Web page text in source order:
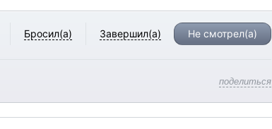
Бросил(а) Завершил(а) Не смотрел(а)
поделиться